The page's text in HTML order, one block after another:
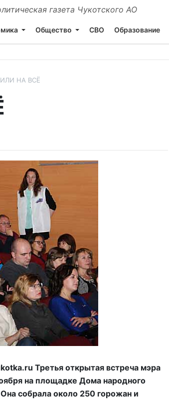
газета Чукотского АО
Общество СВО Образование
НА ВСЁ
Третья открытая встреча мэра
на площадке Дома народного
собрала около 250 горожан и